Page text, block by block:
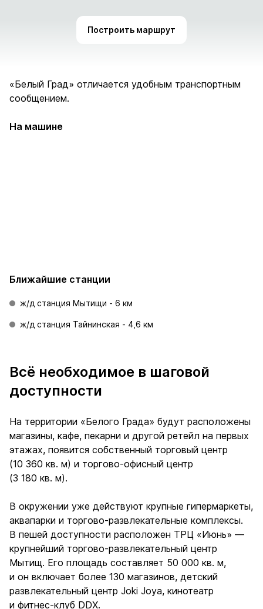
«Белый Град» отличается удобным транспортным
сообщением.
На машине
Ближайшие станции
ж/д станция Мытищи - 6 км
ж/д станция Тайнинская - 4,6 км
Построить маршрут
Всё необходимое в шаговой
доступности
На территории «Белого Града» будут расположены
магазины, кафе, пекарни и другой ретейл на первых
этажах, появится собственный торговый центр
(10 360 кв. м) и торгово-офисный центр
(3 180 кв. м).
В окружении уже действуют крупные гипермаркеты,
аквапарки и торгово-развлекательные комплексы.
В пешей доступности расположен ТРЦ «Июнь» —
крупнейший торгово-развлекательный центр
Мытищ. Его площадь составляет 50 000 кв. м,
и он включает более 130 магазинов, детский
развлекательный центр Joki Joya, кинотеатр
и фитнес-клуб DDX.